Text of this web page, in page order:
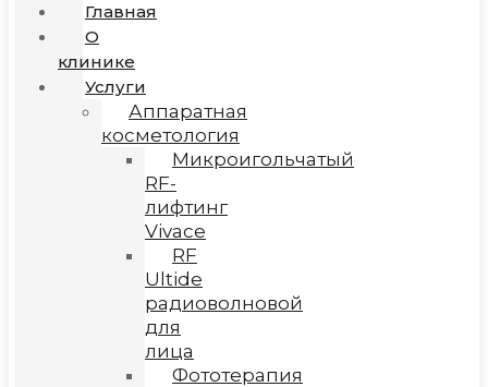
Главная
О
клинике
Услуги
Аппаратная
косметология
Микроигольчатый
RF-
лифтинг
Vivace
RF
Ultide
радиоволновой
для
лица
Фототерапия